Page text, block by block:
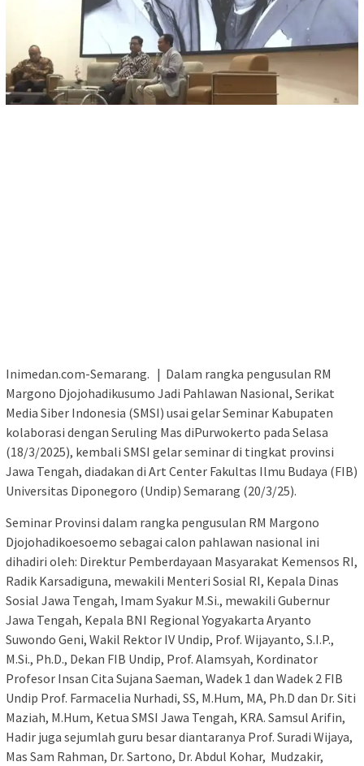
Inimedan.com-Semarang. | Dalam rangka pengusulan RM
Margono Djojohadikusumo Jadi Pahlawan Nasional, Serikat
Media Siber Indonesia (SMSI) usai gelar Seminar Kabupaten
kolaborasi dengan Seruling Mas diPurwokerto pada Selasa
(18/3/2025), kembali SMSI gelar seminar di tingkat provinsi
Jawa Tengah, diadakan di Art Center Fakultas Ilmu Budaya (FIB)
Universitas Diponegoro (Undip) Semarang (20/3/25).
Seminar Provinsi dalam rangka pengusulan RM Margono
Djojohadikoesoemo sebagai calon pahlawan nasional ini
dihadiri oleh: Direktur Pemberdayaan Masyarakat Kemensos RI,
Radik Karsadiguna, mewakili Menteri Sosial RI, Kepala Dinas
Sosial Jawa Tengah, Imam Syakur M.Si., mewakili Gubernur
Jawa Tengah, Kepala BNI Regional Yogyakarta Aryanto
Suwondo Geni, Wakil Rektor IV Undip, Prof. Wijayanto, S.I.P.,
M.Si., Ph.D., Dekan FIB Undip, Prof. Alamsyah, Kordinator
Profesor Insan Cita Sujana Saeman, Wadek 1 dan Wadek 2 FIB
Undip Prof. Farmacelia Nurhadi, SS, M.Hum, MA, Ph.D dan Dr. Siti
Maziah, M.Hum, Ketua SMSI Jawa Tengah, KRA. Samsul Arifin,
Hadir juga sejumlah guru besar diantaranya Prof. Suradi Wijaya,
Mas Sam Rahman, Dr. Sartono, Dr. Abdul Kohar, Mudzakir,